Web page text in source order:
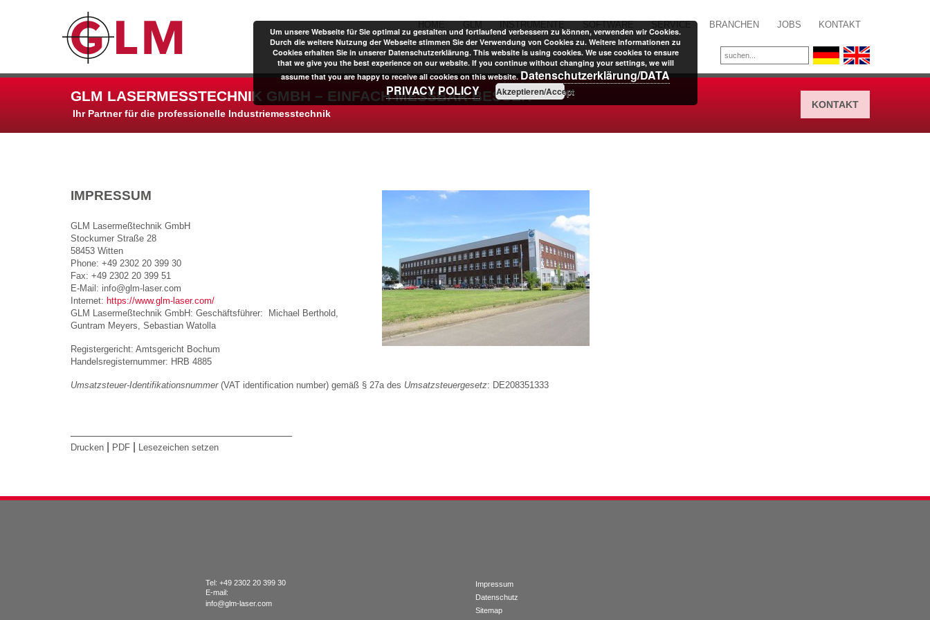
BRANCHEN JOBS KONTAKT
GLM LASERMESSTECHNIK GMBH – EINFACH MESSBAR BESSER
Ihr Partner für die professionelle Industriemesstechnik
KONTAKT
IMPRESSUM
GLM Lasermeßtechnik GmbH
Stockumer Straße 28
58453 Witten
Phone: +49 2302 20 399 30
Fax: +49 2302 20 399 51
E-Mail: info@glm-laser.com
Internet: https://www.glm-laser.com/
GLM Lasermeßtechnik GmbH: Geschäftsführer: Michael Berthold,
Guntram Meyers, Sebastian Watolla
Registergericht: Amtsgericht Bochum
Handelsregisternummer: HRB 4885
Umsatzsteuer-Identifikationsnummer (VAT identification number) gemäß § 27a des Umsatzsteuergesetz: DE208351333
Drucken PDF Lesezeichen setzen
Tel: +49 2302 20 399 30
E-mail:
info@glm-laser.com
Impressum
Datenschutz
Sitemap
Um unsere Webseite für Sie optimal zu gestalten und fortlaufend verbessern zu können, verwenden wir Cookies.
Durch die weitere Nutzung der Webseite stimmen Sie der Verwendung von Cookies zu. Weitere Informationen zu
Cookies erhalten Sie in unserer Datenschutzerklärung. This website is using cookies. We use cookies to ensure
that we give you the best experience on our website. If you continue without changing your settings, we will
assume that you are happy to receive all cookies on this website.Datenschutzerklärung/DATA
PRIVACY POLICY
Akzeptieren/Accept